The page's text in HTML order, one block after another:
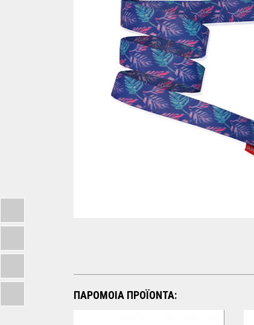
ΠΑΡΟΜΟΙΑ ΠΡΟΪΟΝΤΑ: